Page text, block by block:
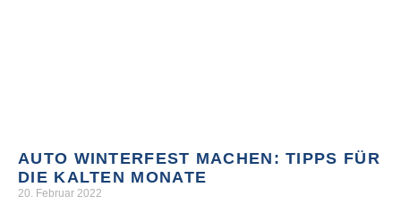
AUTO WINTERFEST MACHEN: TIPPS FÜR
DIE KALTEN MONATE
20. Februar 2022